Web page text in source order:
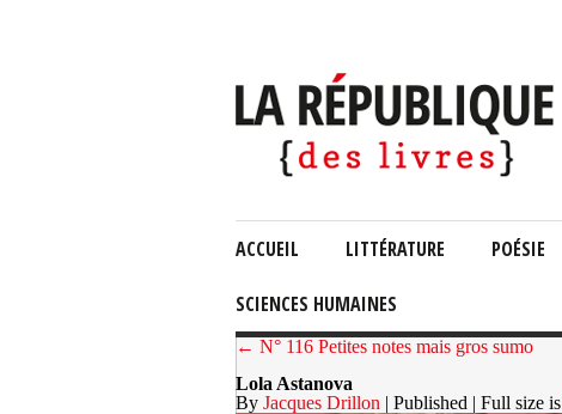
ACCUEIL LITTÉRATURE POÉSIE
SCIENCES HUMAINES
← N° 116 Petites notes mais gros sumo
Lola Astanova
By Jacques Drillon | Published | Full size is